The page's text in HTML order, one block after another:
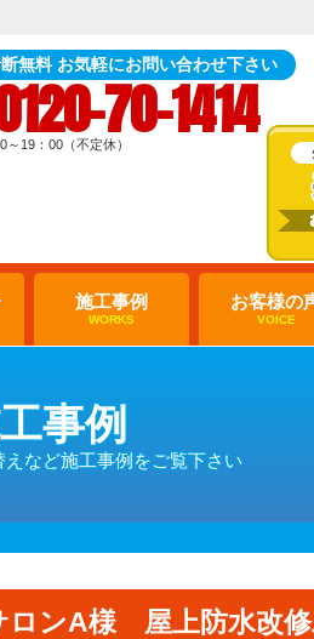
無料 お気軽にお問い合わせ下さい
70-1414
～19：00（不定休）
施工事例
WORKS
お客様の
VOICE
事例
など施工事例をご覧下さい
ンA様 屋上防水改修